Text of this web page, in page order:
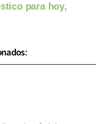
para hoy,